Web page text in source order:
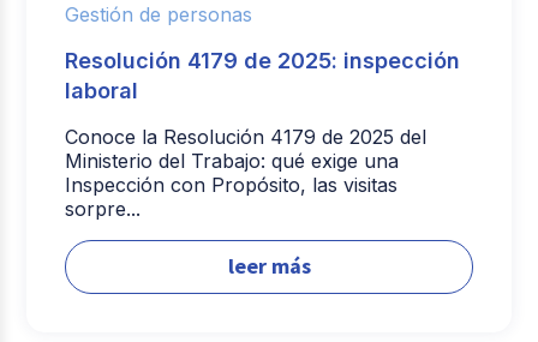
Gestión de personas
Resolución 4179 de 2025: inspección
laboral
Conoce la Resolución 4179 de 2025 del
Ministerio del Trabajo: qué exige una
Inspección con Propósito, las visitas
sorpre...
leer más